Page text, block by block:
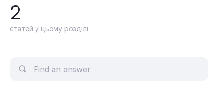
2
статей у цьому розділі